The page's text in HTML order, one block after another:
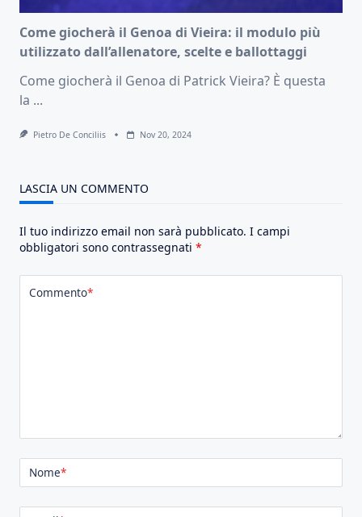
Come giocherà il Genoa di Vieira: il modulo più
utilizzato dall’allenatore, scelte e ballottaggi
Come giocherà il Genoa di Patrick Vieira? È questa
la ...
Pietro De Conciliis Nov 20, 2024
LASCIA UN COMMENTO
Il tuo indirizzo email non sarà pubblicato. I campi
obbligatori sono contrassegnati *
Commento*
Nome*